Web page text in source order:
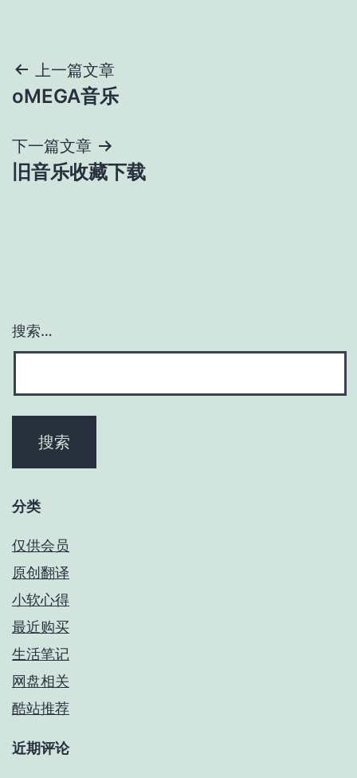
文
章
导
航
上一篇文章
oMEGA音乐
下一篇文章
旧音乐收藏下载
搜索…
分类
仅供会员
原创翻译
小软心得
最近购买
生活笔记
网盘相关
酷站推荐
近期评论